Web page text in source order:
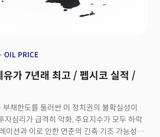
건설 산업은 중국 경제 활동의 29%를
국가들과 비교해 훨씬 높은 비율로, 중국
치를 5%에서 3.6%로 하향 조정했다.
OIL PRICE
가 7년래 최고 / 펩시코 실적 /
채한도를 둘러싼 미 정치권의 불확실성이
자심리가 급격히 악화, 주요지수가 모두 하락
이션과 이로 인한 연준의 긴축 기조 가능성이